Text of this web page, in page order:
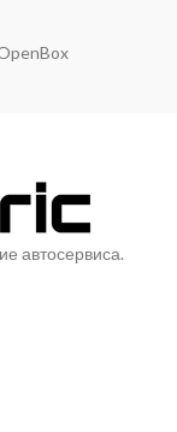
автосервиса.